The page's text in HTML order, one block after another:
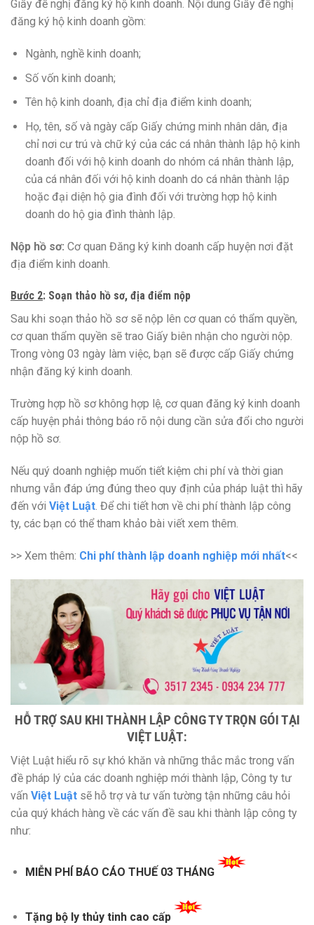
Giấy đề nghị đăng ký hộ kinh doanh. Nội dung Giấy đề nghị
đăng ký hộ kinh doanh gồm:
Ngành, nghề kinh doanh;
Số vốn kinh doanh;
Tên hộ kinh doanh, địa chỉ địa điểm kinh doanh;
Họ, tên, số và ngày cấp Giấy chứng minh nhân dân, địa
chỉ nơi cư trú và chữ ký của các cá nhân thành lập hộ kinh
doanh đối với hộ kinh doanh do nhóm cá nhân thành lập,
của cá nhân đối với hộ kinh doanh do cá nhân thành lập
hoặc đại diện hộ gia đình đối với trường hợp hộ kinh
doanh do hộ gia đình thành lập.
Nộp hồ sơ: Cơ quan Đăng ký kinh doanh cấp huyện nơi đặt
địa điểm kinh doanh.
Bước 2: Soạn thảo hồ sơ, địa điểm nộp
Sau khi soạn thảo hồ sơ sẽ nộp lên cơ quan có thẩm quyền,
cơ quan thẩm quyền sẽ trao Giấy biên nhận cho người nộp.
Trong vòng 03 ngày làm việc, bạn sẽ được cấp Giấy chứng
nhận đăng ký kinh doanh.
Trường hợp hồ sơ không hợp lệ, cơ quan đăng ký kinh doanh
cấp huyện phải thông báo rõ nội dung cần sửa đổi cho người
nộp hồ sơ.
Nếu quý doanh nghiệp muốn tiết kiệm chi phí và thời gian
nhưng vẫn đáp ứng đúng theo quy định của pháp luật thì hãy
đến với Việt Luật. Để chi tiết hơn về chi phí thành lập công
ty, các bạn có thể tham khảo bài viết xem thêm.
>> Xem thêm: Chi phí thành lập doanh nghiệp mới nhất<<
HỖ TRỢ SAU KHI THÀNH LẬP CÔNG TY TRỌN GÓI TẠI
VIỆT LUẬT:
Việt Luật hiểu rõ sự khó khăn và những thắc mắc trong vấn
đề pháp lý của các doanh nghiệp mới thành lập, Công ty tư
vấn Việt Luật sẽ hỗ trợ và tư vấn tường tận những câu hỏi
của quý khách hàng về các vấn đề sau khi thành lập công ty
như:
MIỄN PHÍ BÁO CÁO THUẾ 03 THÁNG
Tặng bộ ly thủy tinh cao cấp